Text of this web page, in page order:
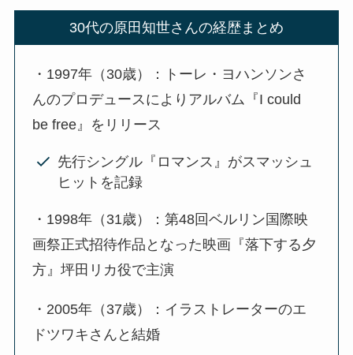
30代の原田知世さんの経歴まとめ
・1997年（30歳）：トーレ・ヨハンソンさ
んのプロデュースによりアルバム『I could
be free』をリリース
先行シングル『ロマンス』がスマッシュ
ヒットを記録
・1998年（31歳）：第48回ベルリン国際映
画祭正式招待作品となった映画『落下する夕
方』坪田リカ役で主演
・2005年（37歳）：イラストレーターのエ
ドツワキさんと結婚